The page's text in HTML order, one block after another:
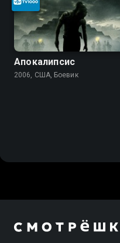
Апокалипсис
2006, США, Боевик